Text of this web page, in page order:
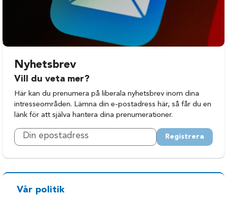
Nyhetsbrev
Vill du veta mer?
Här kan du prenumera på liberala nyhetsbrev inom dina
intresseområden. Lämna din e-postadress här, så får du en
länk för att själva hantera dina prenumerationer.
Registrera
Vår politik